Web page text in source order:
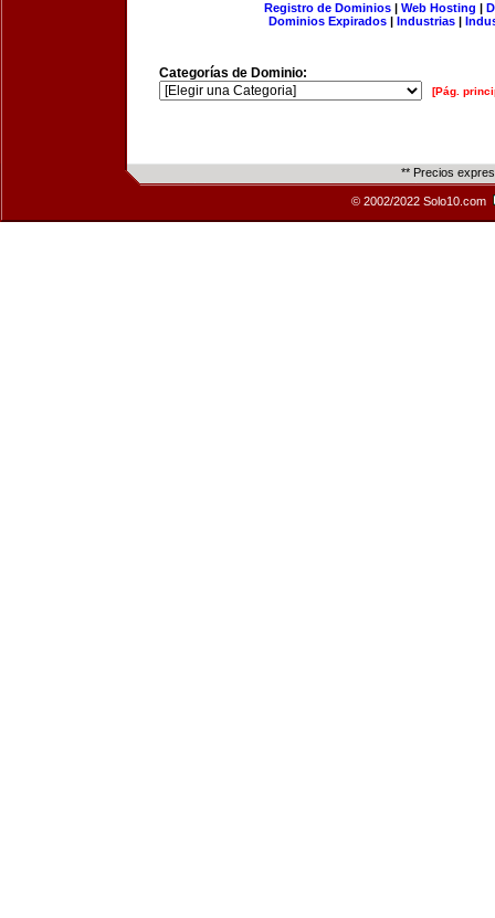
Registro de Dominios| Web Hosting |
Dominios Expirados | Industrias |
Categorías de Dominio:
[Pág.
** Precios
© 2002/2022 Solo10.com